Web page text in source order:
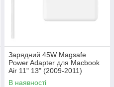
Зарядний 45W Magsafe
Power Adapter для Macbook
Air 11" 13" (2009-2011)
В наявності